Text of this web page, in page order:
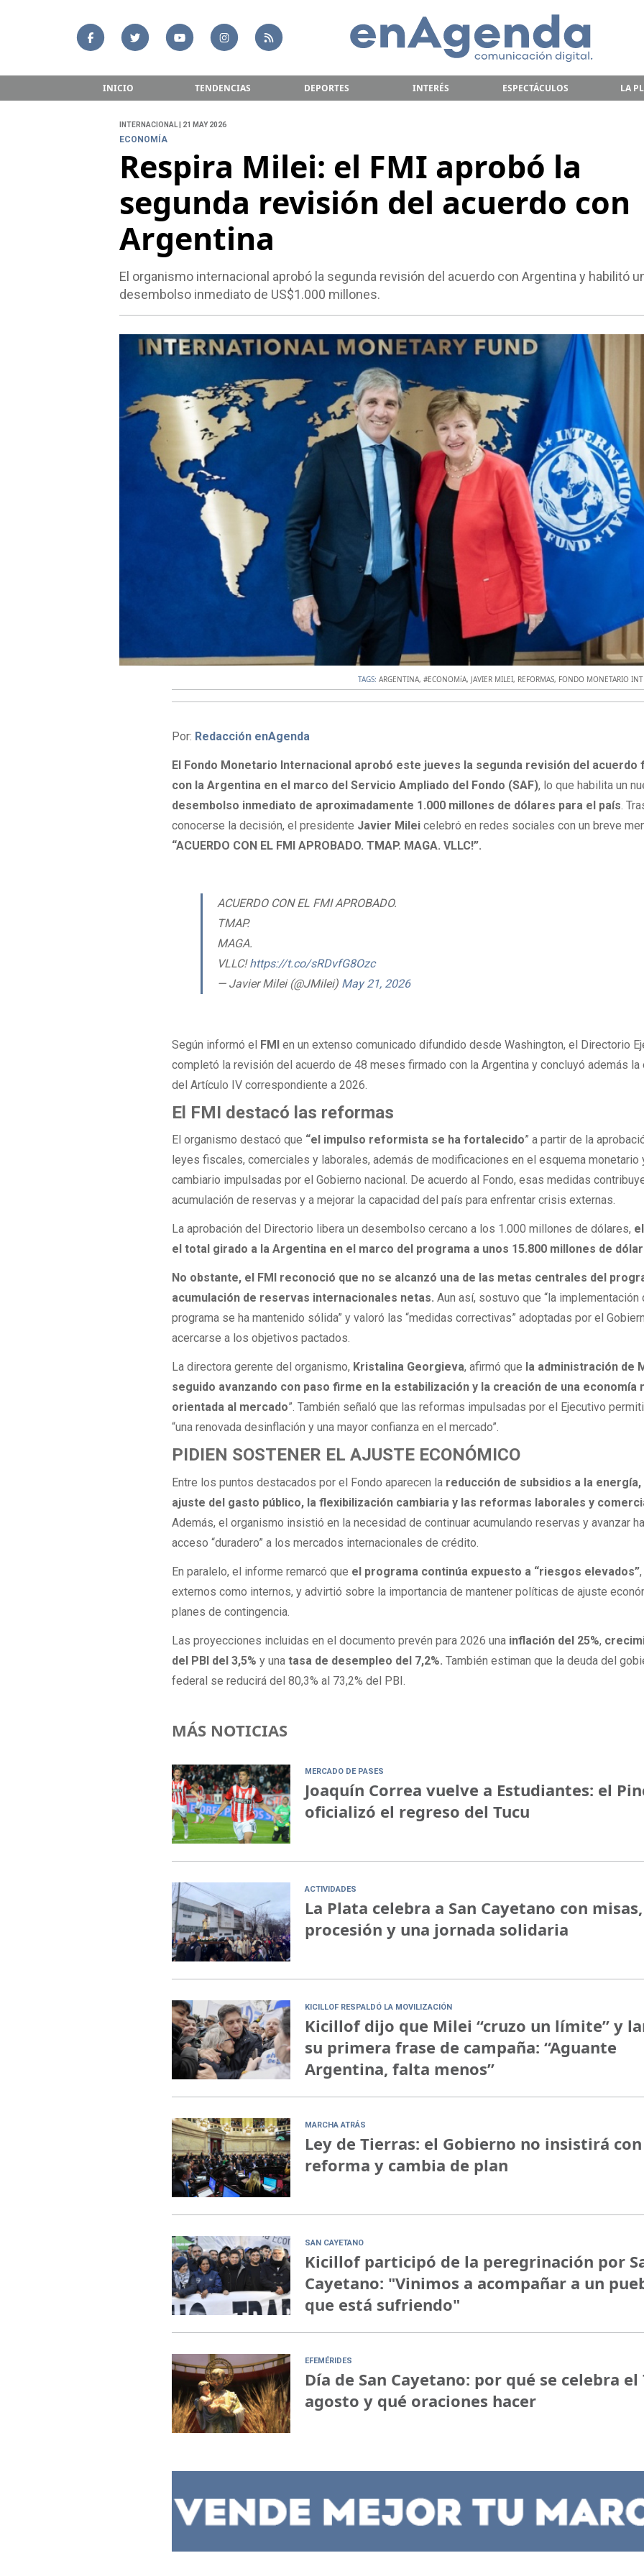
INICIO TENDENCIAS DEPORTES INTERÉS ESPECTÁCULOS LA
INTERNACIONAL | 21 MAY 2026
ECONOMÍA
Respira Milei: el FMI aprobó la
segunda revisión del acuerdo con
Argentina
El organismo internacional aprobó la segunda revisión del acuerdo con Argentina y habilitó
desembolso inmediato de US$1.000 millones.
TAGS:ARGENTINA,#ECONOMíA, JAVIER MILEI, REFORMAS, FONDO MONETARIO
Por: Redacción enAgenda
El Fondo Monetario Internacional aprobó este jueves la segunda revisión del acuerdo
con la Argentina en el marco del Servicio Ampliado del Fondo (SAF), lo que habilita un
desembolso inmediato de aproximadamente 1.000 millones de dólares para el país.
conocerse la decisión, el presidente Javier Milei celebró en redes sociales con un breve
“ACUERDO CON EL FMI APROBADO. TMAP. MAGA. VLLC!”.
ACUERDO CON EL FMI APROBADO.
TMAP.
MAGA.
VLLC!https://t.co/sRDvfG8Ozc
— Javier Milei (@JMilei) May 21, 2026
Según informó el FMIen un extenso comunicado difundido desde Washington, el Directorio
completó la revisión del acuerdo de 48 meses firmado con la Argentina y concluyó además la
del Artículo IV correspondiente a 2026.
El FMI destacó las reformas
El organismo destacó que “el impulso reformista se ha fortalecido” a partir de la
leyes fiscales, comerciales y laborales, además de modificaciones en el esquema monetario
cambiario impulsadas por el Gobierno nacional. De acuerdo al Fondo, esas medidas
acumulación de reservas y a mejorar la capacidad del país para enfrentar crisis externas.
La aprobación del Directorio libera un desembolso cercano a los 1.000 millones de dólares,
el total girado a la Argentina en el marco del programa a unos 15.800 millones de
No obstante, el FMI reconoció que no se alcanzó una de las metas centrales del
acumulación de reservas internacionales netas. Aun así, sostuvo que “la implementación
programa se ha mantenido sólida” y valoró las “medidas correctivas” adoptadas por el
acercarse a los objetivos pactados.
La directora gerente del organismo, Kristalina Georgieva, afirmó que la administración de
seguido avanzando con paso firme en la estabilización y la creación de una economía
orientada al mercado”. También señaló que las reformas impulsadas por el Ejecutivo
“una renovada desinflación y una mayor confianza en el mercado”.
PIDIEN SOSTENER EL AJUSTE ECONÓMICO
Entre los puntos destacados por el Fondo aparecen la reducción de subsidios a la energía,
ajuste del gasto público, la flexibilización cambiaria y las reformas laborales y
Además, el organismo insistió en la necesidad de continuar acumulando reservas y avanzar
acceso “duradero” a los mercados internacionales de crédito.
En paralelo, el informe remarcó que el programa continúa expuesto a “riesgos elevados”
externos como internos, y advirtió sobre la importancia de mantener políticas de ajuste
planes de contingencia.
Las proyecciones incluidas en el documento prevén para 2026 una inflación del 25%,
del PBI del 3,5% y una tasa de desempleo del 7,2%. También estiman que la deuda del
federal se reducirá del 80,3% al 73,2% del PBI.
MÁS NOTICIAS
MERCADO DE PASES
Joaquín Correa vuelve a Estudiantes: el
oficializó el regreso del Tucu
ACTIVIDADES
La Plata celebra a San Cayetano con misas,
procesión y una jornada solidaria
KICILLOF RESPALDÓ LA MOVILIZACIÓN
Kicillof dijo que Milei “cruzo un límite” y
su primera frase de campaña: “Aguante
Argentina, falta menos”
MARCHA ATRÁS
Ley de Tierras: el Gobierno no insistirá
reforma y cambia de plan
SAN CAYETANO
Kicillof participó de la peregrinación por
Cayetano: "Vinimos a acompañar a un
que está sufriendo"
EFEMÉRIDES
Día de San Cayetano: por qué se celebra el
agosto y qué oraciones hacer